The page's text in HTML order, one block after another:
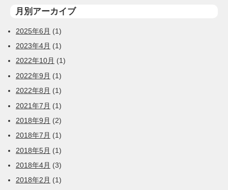
月別アーカイブ
2025年6月 (1)
2023年4月 (1)
2022年10月 (1)
2022年9月 (1)
2022年8月 (1)
2021年7月 (1)
2018年9月 (2)
2018年7月 (1)
2018年5月 (1)
2018年4月 (3)
2018年2月 (1)